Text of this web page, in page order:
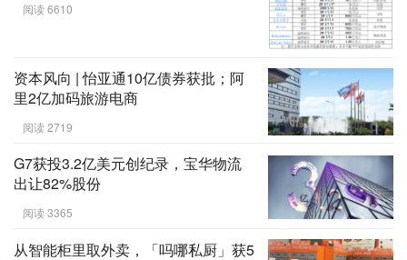
阅读 6610
资本风向 | 怡亚通10亿债券获批；阿
里2亿加码旅游电商
阅读 2719
G7获投3.2亿美元创纪录，宝华物流
出让82%股份
阅读 3365
从智能柜里取外卖，「吗哪私厨」获5